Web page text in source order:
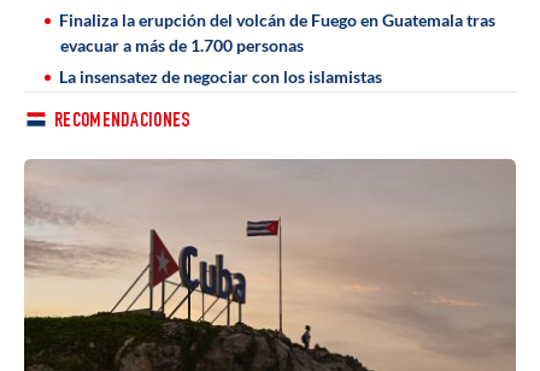
Finaliza la erupción del volcán de Fuego en Guatemala tras
evacuar a más de 1.700 personas
La insensatez de negociar con los islamistas
RECOMENDACIONES